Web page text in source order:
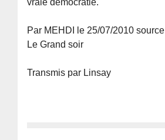
Par MEHDI le 25/07/2010 source
Le Grand soir
Transmis par Linsay